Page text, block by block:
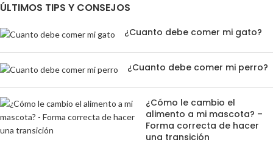
ÚLTIMOS TIPS Y CONSEJOS
¿Cuanto debe comer mi gato?
¿Cuanto debe comer mi perro?
¿Cómo le cambio el
alimento a mi mascota? –
Forma correcta de hacer
una transición